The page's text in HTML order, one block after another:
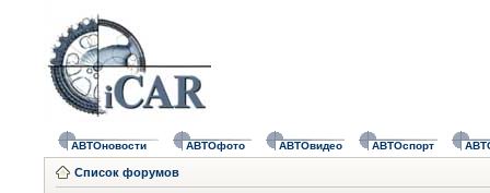
АВТОновости АВТОфото АВТОвидео АВТОспорт
Список форумов